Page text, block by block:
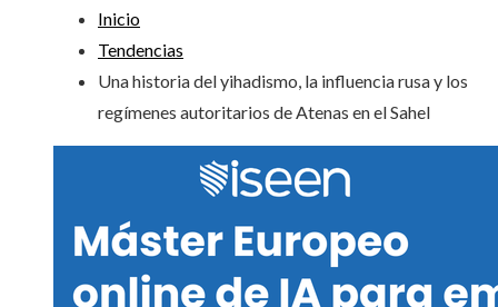
Inicio
Tendencias
Una historia del yihadismo, la influencia rusa y los
regímenes autoritarios de Atenas en el Sahel